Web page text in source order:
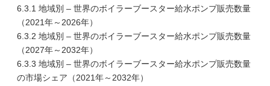
6.3.1 地域別 – 世界のボイラーブースター給水ポンプ販売数量
（2021年～2026年）
6.3.2 地域別 – 世界のボイラーブースター給水ポンプ販売数量
（2027年～2032年）
6.3.3 地域別 – 世界のボイラーブースター給水ポンプ販売数量
の市場シェア（2021年～2032年）